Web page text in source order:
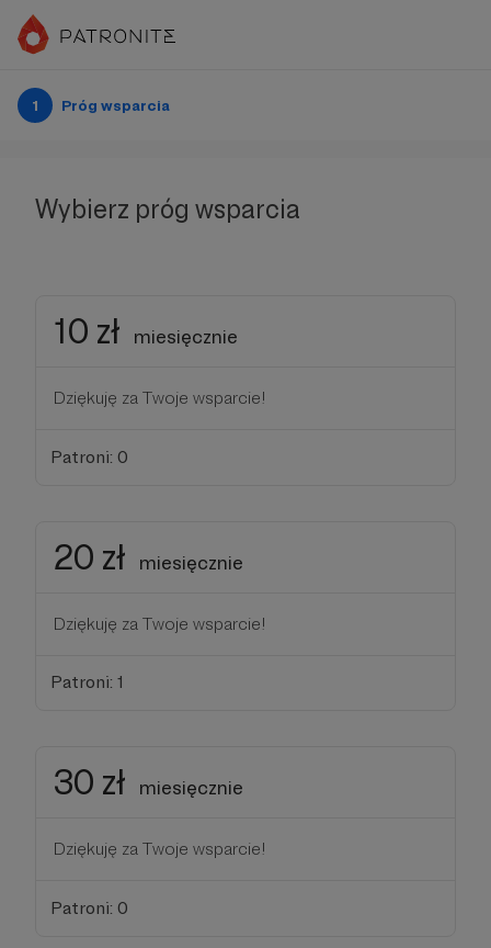
1 Próg wsparcia
Wybierz próg wsparcia
10 zł miesięcznie
Dziękuję za Twoje wsparcie!
Patroni: 0
20 zł miesięcznie
Dziękuję za Twoje wsparcie!
Patroni: 1
30 zł miesięcznie
Dziękuję za Twoje wsparcie!
Patroni: 0